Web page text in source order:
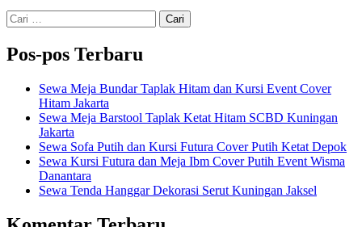
Cari
untuk:
Pos-pos Terbaru
Sewa Meja Bundar Taplak Hitam dan Kursi Event Cover
Hitam Jakarta
Sewa Meja Barstool Taplak Ketat Hitam SCBD Kuningan
Jakarta
Sewa Sofa Putih dan Kursi Futura Cover Putih Ketat Depok
Sewa Kursi Futura dan Meja Ibm Cover Putih Event Wisma
Danantara
Sewa Tenda Hanggar Dekorasi Serut Kuningan Jaksel